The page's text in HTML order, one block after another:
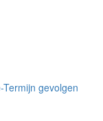
gevolgen